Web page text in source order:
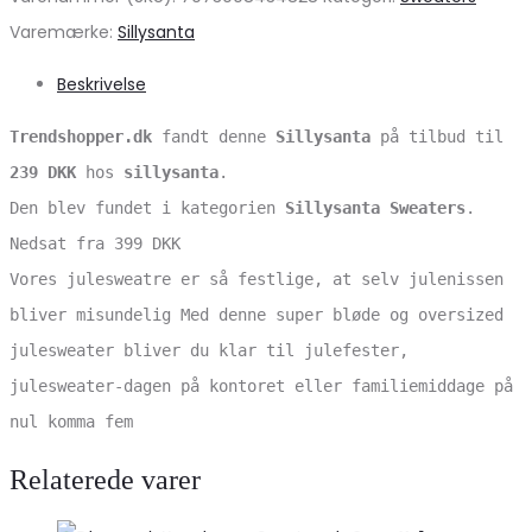
Varemærke: Sillysanta
Beskrivelse
Trendshopper.dk fandt denne Sillysanta på tilbud til
239 DKK hos sillysanta.
Den blev fundet i kategorien Sillysanta Sweaters.
Nedsat fra 399 DKK
Vores julesweatre er så festlige, at selv julenissen
bliver misundelig Med denne super bløde og oversized
julesweater bliver du klar til julefester,
julesweater-dagen på kontoret eller familiemiddage på
nul komma fem
Relaterede varer